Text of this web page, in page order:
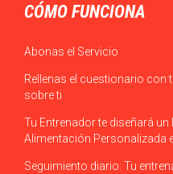
CÓMO FUNCIONA
Abonas el Servicio
Rellenas el cuestionario
sobre ti
Tu Entrenador te diseñará
Alimentación Personalizada
Seguimiento diario: Tu